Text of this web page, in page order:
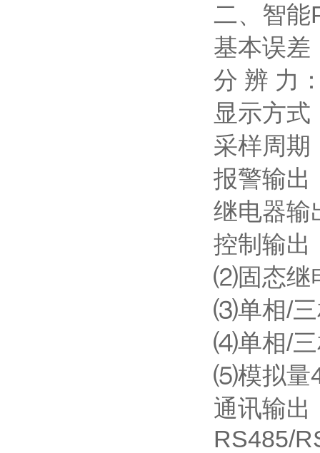
二、智
基本误
分 辨 力
显示方
采样周
报警输出
继电器输
控制输
⑵固态继
⑶单相/三
⑷单相/三
⑸模拟量
通讯输出
RS485/